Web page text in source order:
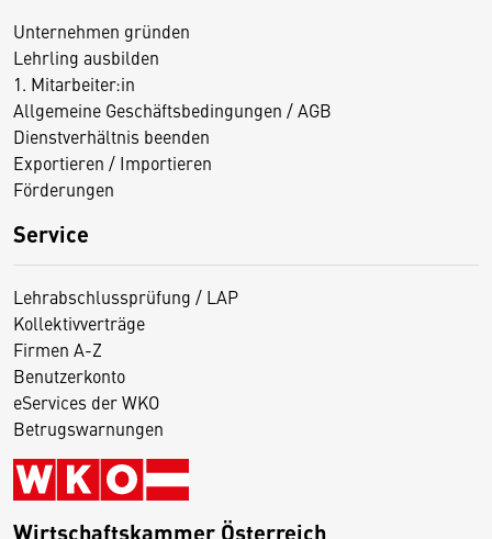
Unternehmen gründen
Lehrling ausbilden
1. Mitarbeiter:in
Allgemeine Geschäftsbedingungen / AGB
Dienstverhältnis beenden
Exportieren / Importieren
Förderungen
Service
Lehrabschlussprüfung / LAP
Kollektivverträge
Firmen A-Z
Benutzerkonto
eServices der WKO
Betrugswarnungen
Wirtschaftskammer Österreich